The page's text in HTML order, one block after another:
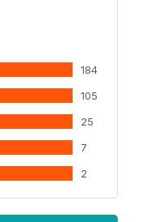
184
105
25
7
2